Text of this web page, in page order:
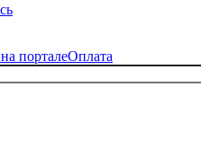
порталеОплата